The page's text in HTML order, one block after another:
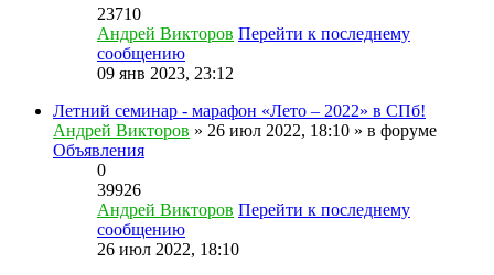
23710
Андрей Викторов Перейти к последнему
сообщению
09 янв 2023, 23:12
Летний семинар - марафон «Лето – 2022» в СПб!
Андрей Викторов » 26 июл 2022, 18:10 » в форуме
Объявления
0
39926
Андрей Викторов Перейти к последнему
сообщению
26 июл 2022, 18:10